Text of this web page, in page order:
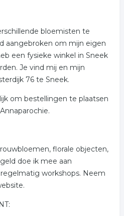
bloemisten te
aangebroken om mijn eigen
een fysieke winkel in Sneek
Je vind mij en mijn
76 te Sneek.
om bestellingen te plaatsen
florale objecten,
doe ik mee aan
workshops. Neem